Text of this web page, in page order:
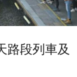
路段列車及